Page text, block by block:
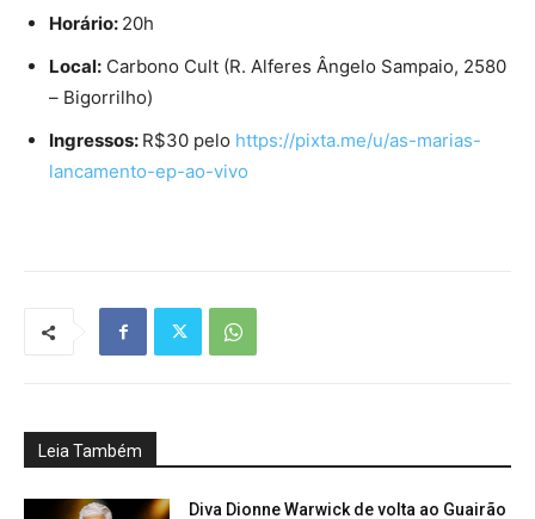
Horário: 20h
Local: Carbono Cult (R. Alferes Ângelo Sampaio, 2580
– Bigorrilho)
Ingressos: R$30 pelo https://pixta.me/u/as-marias-
lancamento-ep-ao-vivo
Leia Também
Diva Dionne Warwick de volta ao Guairão